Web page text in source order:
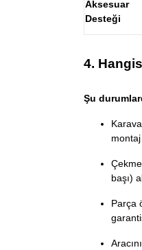
Aksesuar
Desteği
4.
Şu
montaj
başı)
Parça